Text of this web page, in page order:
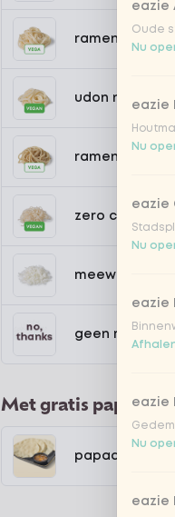
ramen noedels
udon noedels
ramen
zero carb
meewokken
geen rijst /
Met gratis
papadum met
eazie
Oude
Nu
eazie
Nu
eazie
Nu
eazie
eazie
Nu
eazie